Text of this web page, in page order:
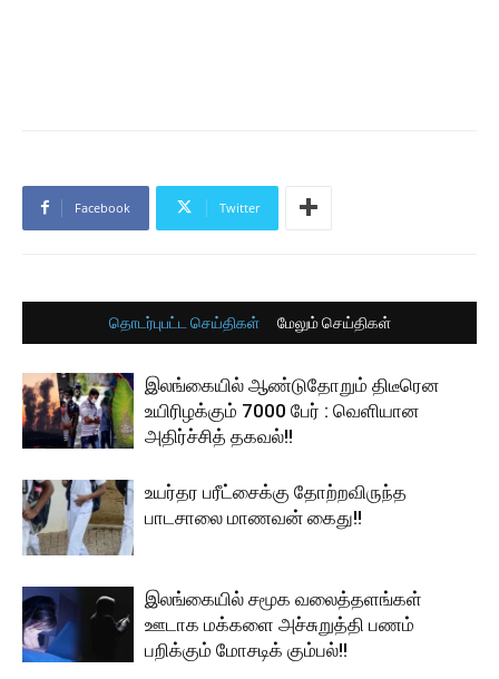
Facebook Twitter
தொடர்புபட்ட செய்திகள் மேலும் செய்திகள்
இலங்கையில் ஆண்டுதோறும் திடீரென
உயிரிழக்கும் 7000 பேர் : வெளியான
அதிர்ச்சித் தகவல்!!
உயர்தர பரீட்சைக்கு தோற்றவிருந்த
பாடசாலை மாணவன் கைது!!
இலங்கையில் சமூக வலைத்தளங்கள்
ஊடாக மக்களை அச்சுறுத்தி பணம்
பறிக்கும் மோசடிக் கும்பல்!!